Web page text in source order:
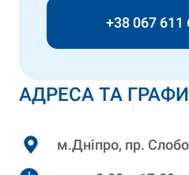
АДРЕСА ТА
м.Дніпро, пр.
+38 067 611